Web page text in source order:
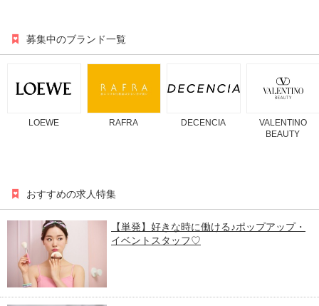
募集中のブランド一覧
LOEWE RAFRA DECENCIA
VALENTINO
BEAUTY
おすすめの求人特集
【単発】好きな時に働ける♪ポップアップ・
イベントスタッフ♡